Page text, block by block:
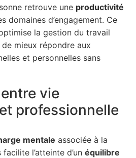
retrouve une productivité
domaines d’engagement. Ce
la gestion du travail
mieux répondre aux
et personnelles sans
vie
professionnelle
mentale associée à la
l’atteinte d’un équilibre